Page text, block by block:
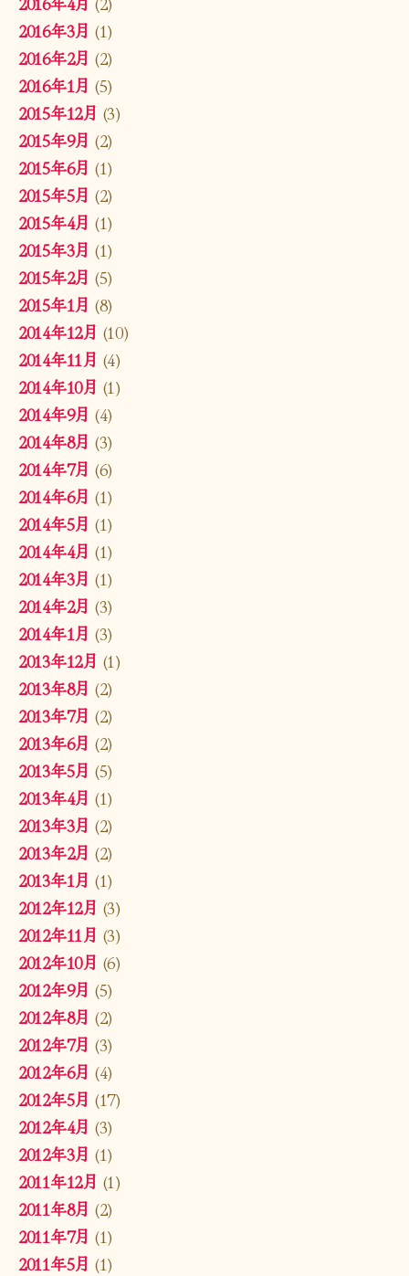
2016年3月 (1)
2016年2月 (2)
2016年1月 (5)
2015年12月 (3)
2015年9月 (2)
2015年6月 (1)
2015年5月 (2)
2015年4月 (1)
2015年3月 (1)
2015年2月 (5)
2015年1月 (8)
2014年12月 (10)
2014年11月 (4)
2014年10月 (1)
2014年9月 (4)
2014年8月 (3)
2014年7月 (6)
2014年6月 (1)
2014年5月 (1)
2014年4月 (1)
2014年3月 (1)
2014年2月 (3)
2014年1月 (3)
2013年12月 (1)
2013年8月 (2)
2013年7月 (2)
2013年6月 (2)
2013年5月 (5)
2013年4月 (1)
2013年3月 (2)
2013年2月 (2)
2013年1月 (1)
2012年12月 (3)
2012年11月 (3)
2012年10月 (6)
2012年9月 (5)
2012年8月 (2)
2012年7月 (3)
2012年6月 (4)
2012年5月 (17)
2012年4月 (3)
2012年3月 (1)
2011年12月 (1)
2011年8月 (2)
2011年7月 (1)
2011年5月 (1)